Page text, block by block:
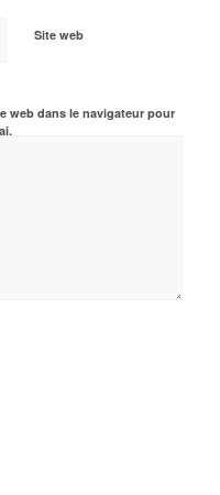
Site web
web dans le navigateur pour